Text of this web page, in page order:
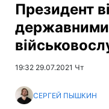
Президент
19:32 29.07.2021 Чт
СЕРГЕЙ ПЫШКИН